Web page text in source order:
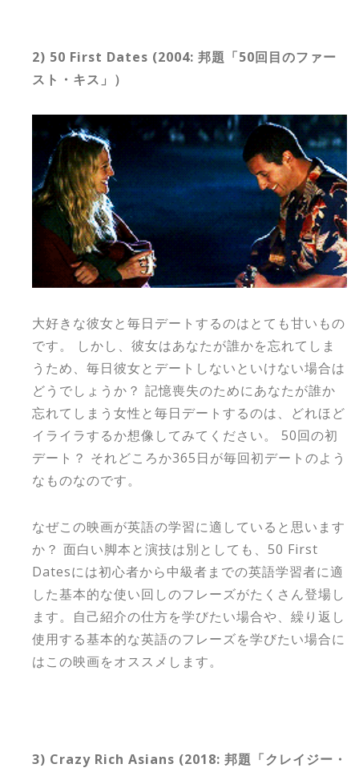
2) 50 First Dates (2004: 邦題「50回目のファー
スト・キス」）
大好きな彼女と毎日デートするのはとても甘いもの
です。 しかし、彼女はあなたが誰かを忘れてしま
うため、毎日彼女とデートしないといけない場合は
どうでしょうか？ 記憶喪失のためにあなたが誰か
忘れてしまう女性と毎日デートするのは、どれほど
イライラするか想像してみてください。 50回の初
デート？ それどころか365日が毎回初デートのよう
なものなのです。
なぜこの映画が英語の学習に適していると思います
か？ 面白い脚本と演技は別としても、50 First
Datesには初心者から中級者までの英語学習者に適
した基本的な使い回しのフレーズがたくさん登場し
ます。自己紹介の仕方を学びたい場合や、繰り返し
使用する基本的な英語のフレーズを学びたい場合に
はこの映画をオススメします。
3) Crazy Rich Asians (2018: 邦題「クレイジー・